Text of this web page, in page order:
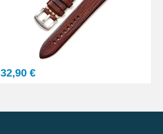
Ajouter au panier
32,90 €